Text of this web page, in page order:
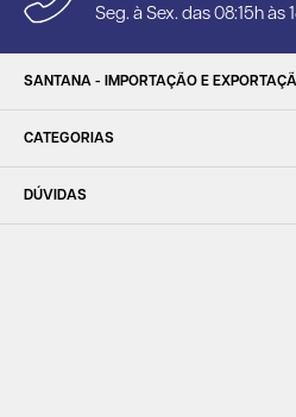
Seg. à Sex. das 08:15h às
SANTANA - IMPORTAÇÃO E
CATEGORIAS
DÚVIDAS